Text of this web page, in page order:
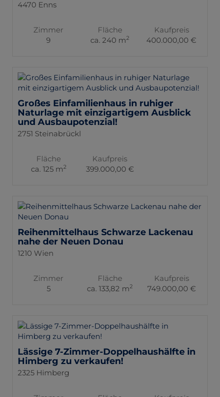
4470 Enns
Zimmer
9
Fläche
ca. 240 m2
Kaufpreis
400.000,00 €
Großes Einfamilienhaus in ruhiger
Naturlage mit einzigartigem Ausblick
und Ausbaupotenzial!
2751 Steinabrückl
Fläche
ca. 125 m2
Kaufpreis
399.000,00 €
Reihenmittelhaus Schwarze Lackenau
nahe der Neuen Donau
1210 Wien
Zimmer
5
Fläche
ca. 133,82 m2
Kaufpreis
749.000,00 €
Lässige 7-Zimmer-Doppelhaushälfte in
Himberg zu verkaufen!
2325 Himberg